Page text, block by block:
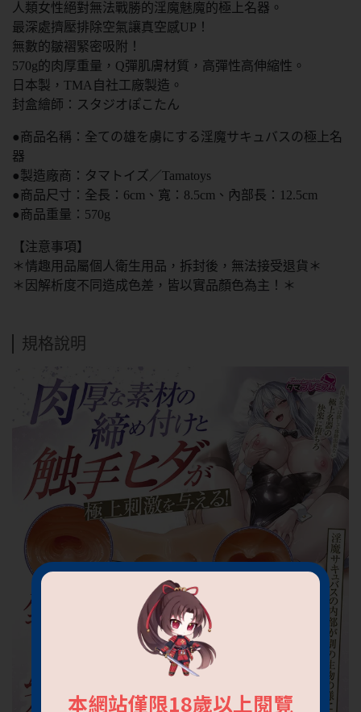
本網站僅限18歲以上閱覽
人類女性絕對無法戰勝的淫魔魅魔的極上名器。
最深處擠壓排除空氣讓真空感UP！
無數的皺褶緊密吸附！
570g的肉厚重量，Q彈肌膚材質，高彈性高伸縮性。
日本製，TMA自社工廠製造。
封盒繪師：スタジオぽこたん
●商品名稱：全ての雄を虜にする淫魔サキュバスの極上名
器
●製造廠商：タマトイズ／Tamatoys
●商品尺寸：全長：6cm、寬：8.5cm、內部長：12.5cm
●商品重量：570g
【注意事項】
＊情趣用品屬個人衛生用品，拆封後，無法接受退貨＊
＊因解析度不同造成色差，皆以實品顏色為主！＊
規格說明